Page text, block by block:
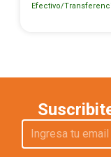
Efectivo/